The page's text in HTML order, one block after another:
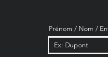
Prénom / Nom /